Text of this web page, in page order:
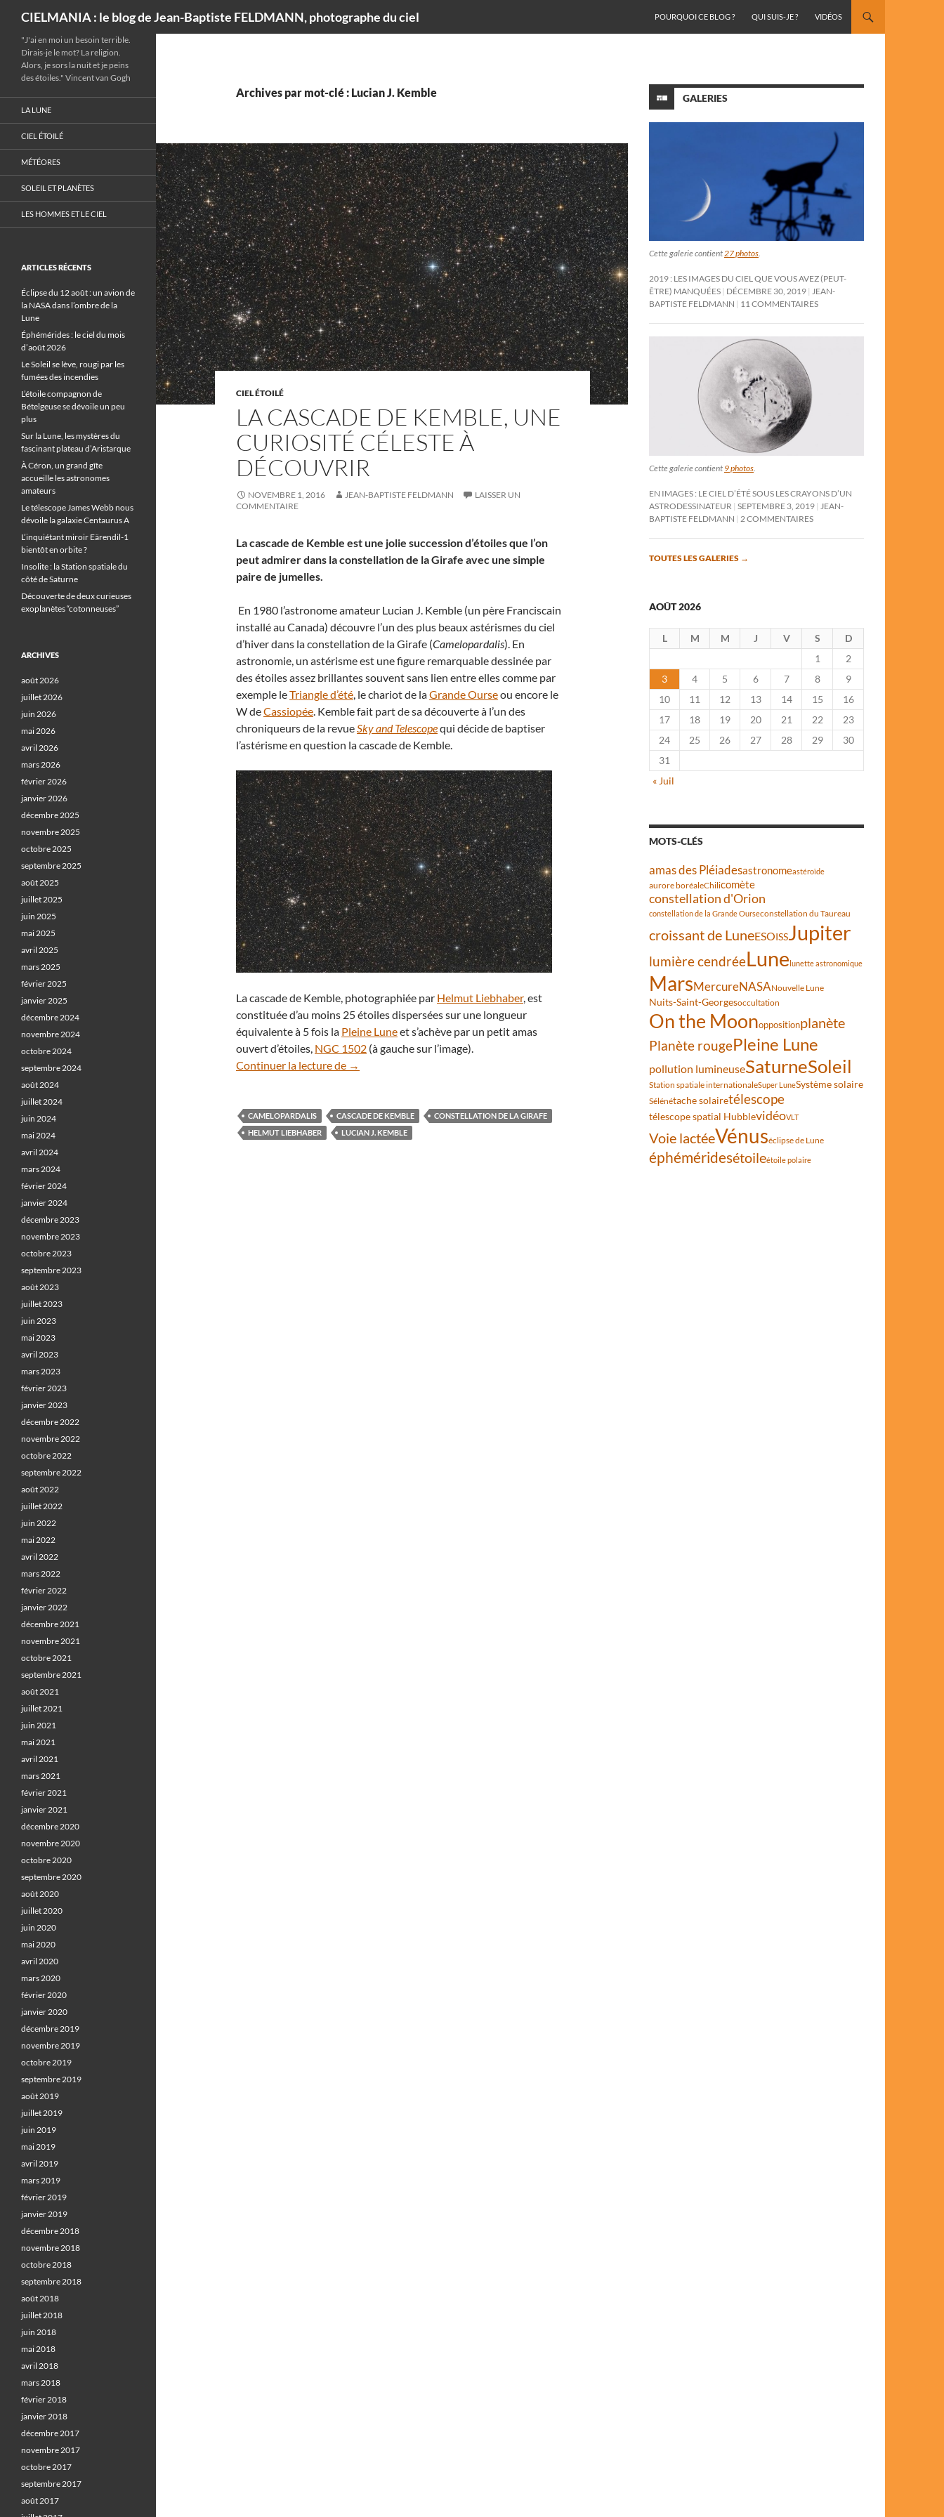
CIELMANIA : le blog de Jean-Baptiste FELDMANN, photographe du ciel
POURQUOI CE BLOG ?
QUI SUIS-JE ? VIDÉOS
Archives par mot-clé : Lucian J. Kemble
CIEL ÉTOILÉ
LA CASCADE DE KEMBLE, UNE
CURIOSITÉ CÉLESTE À
DÉCOUVRIR
NOVEMBRE 1, 2016 JEAN-BAPTISTE FELDMANN
LAISSER UN
COMMENTAIRE
La cascade de Kemble est une jolie succession d’étoiles que l’on
peut admirer dans la constellation de la Girafe avec une simple
paire de jumelles.
En 1980 l’astronome amateur Lucian J. Kemble (un père Franciscain
installé au Canada) découvre l’un des plus beaux astérismes du ciel
d’hiver dans la constellation de la Girafe (Camelopardalis). En
astronomie, un astérisme est une figure remarquable dessinée par
des étoiles assez brillantes souvent sans lien entre elles comme par
exemple leTriangle d’été, le chariot de laGrande Ourseou encore le
W deCassiopée. Kemble fait part de sa découverte à l’un des
chroniqueurs de la revueSky and Telescopequi décide de baptiser
l’astérisme en question la cascade de Kemble.
La cascade de Kemble, photographiée par Helmut Liebhaber, est
constituée d’au moins 25 étoiles dispersées sur une longueur
équivalente à 5 fois la Pleine Luneet s’achève par un petit amas
ouvert d’étoiles, NGC 1502 (à gauche sur l’image).
Continuer la lecture de La cascade de Kemble, une curiosité céleste à découvrir
→
CAMELOPARDALIS CASCADE DE KEMBLE
CONSTELLATION DE LA GIRAFE
HELMUT LIEBHABER
LUCIAN J. KEMBLE
GALERIES
Cette galerie contient27 photos.
2019 : LES IMAGES DU CIEL QUE VOUS AVEZ (PEUT-
ÊTRE) MANQUÉES DÉCEMBRE 30, 2019 JEAN-
BAPTISTE FELDMANN
11 COMMENTAIRES
Cette galerie contient 9 photos
EN IMAGES : LE CIEL D’ÉTÉ SOUS LES CRAYONS D’UN
ASTRODESSINATEUR SEPTEMBRE 3, 2019
JEAN-
BAPTISTE FELDMANN
2 COMMENTAIRES
TOUTES LES GALERIES →
AOÛT 2026
L M M J V S
D
1
2
3
4 5 6 7 8
9
10
11 12 13 14 15
16
17
18 19 20 21 22
23
24
25 26 27 28 29
30
31
« Juil
MOTS-CLÉS
amas des Pléiadesastronomeastéroïde
aurore boréaleChilicomète
constellation d'Orion
constellation de la Grande Ourseconstellation du Taureau
croissant de LuneESOISSJupiter
lumière cendréeLunelunette astronomique
MarsMercureNASANouvelle Lune
Nuits-Saint-Georgesoccultation
On the Moonoppositionplanète
Planète rougePleine Lune
pollution lumineuseSaturneSoleil
Station spatiale internationaleSuper LuneSystème solaire
Sélénétache solairetélescope
télescope spatial HubblevidéoVLT
Voie lactéeVénuséclipse de Lune
éphéméridesétoileétoile polaire
"J'ai en moi un besoin terrible.
Dirais-je le mot? La religion.
Alors, je sors la nuit et je peins
des étoiles." Vincent van Gogh
LA LUNE
CIEL ÉTOILÉ
MÉTÉORES
SOLEIL ET PLANÈTES
LES HOMMES ET LE CIEL
ARTICLES RÉCENTS
Éclipse du 12 août : un avion de
la NASA dans l’ombre de la
Lune
Éphémérides : le ciel du mois
d’août 2026
Le Soleil se lève, rougi par les
fumées des incendies
L’étoile compagnon de
Bételgeuse se dévoile un peu
plus
Sur la Lune, les mystères du
fascinant plateau d’Aristarque
À Céron, un grand gîte
accueille les astronomes
amateurs
Le télescope James Webb nous
dévoile la galaxie Centaurus A
L’inquiétant miroir Eärendil-1
bientôt en orbite ?
Insolite : la Station spatiale du
côté de Saturne
Découverte de deux curieuses
exoplanètes “cotonneuses”
ARCHIVES
août 2026
juillet 2026
juin 2026
mai 2026
avril 2026
mars 2026
février 2026
janvier 2026
décembre 2025
novembre 2025
octobre 2025
septembre 2025
août 2025
juillet 2025
juin 2025
mai 2025
avril 2025
mars 2025
février 2025
janvier 2025
décembre 2024
novembre 2024
octobre 2024
septembre 2024
août 2024
juillet 2024
juin 2024
mai 2024
avril 2024
mars 2024
février 2024
janvier 2024
décembre 2023
novembre 2023
octobre 2023
septembre 2023
août 2023
juillet 2023
juin 2023
mai 2023
avril 2023
mars 2023
février 2023
janvier 2023
décembre 2022
novembre 2022
octobre 2022
septembre 2022
août 2022
juillet 2022
juin 2022
mai 2022
avril 2022
mars 2022
février 2022
janvier 2022
décembre 2021
novembre 2021
octobre 2021
septembre 2021
août 2021
juillet 2021
juin 2021
mai 2021
avril 2021
mars 2021
février 2021
janvier 2021
décembre 2020
novembre 2020
octobre 2020
septembre 2020
août 2020
juillet 2020
juin 2020
mai 2020
avril 2020
mars 2020
février 2020
janvier 2020
décembre 2019
novembre 2019
octobre 2019
septembre 2019
août 2019
juillet 2019
juin 2019
mai 2019
avril 2019
mars 2019
février 2019
janvier 2019
décembre 2018
novembre 2018
octobre 2018
septembre 2018
août 2018
juillet 2018
juin 2018
mai 2018
avril 2018
mars 2018
février 2018
janvier 2018
décembre 2017
novembre 2017
octobre 2017
septembre 2017
août 2017